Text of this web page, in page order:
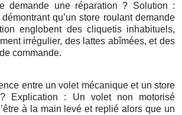
demande une réparation ? Solution :
qu’un store roulant demande
englobent des cliquetis inhabituels,
irrégulier, des lattes abîmées, et des
commande.
entre un volet mécanique et un store
Explication : Un volet non motorisé
à la main levé et replié alors que un